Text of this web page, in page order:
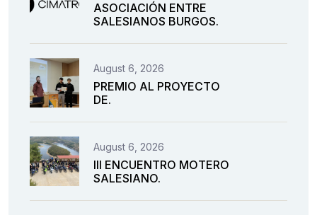
ASOCIACIÓN ENTRE
SALESIANOS BURGOS.
August 6, 2026
PREMIO AL PROYECTO
DE.
August 6, 2026
III ENCUENTRO MOTERO
SALESIANO.